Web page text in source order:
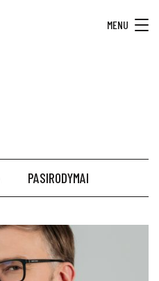
MENU
PASIRODYMAI